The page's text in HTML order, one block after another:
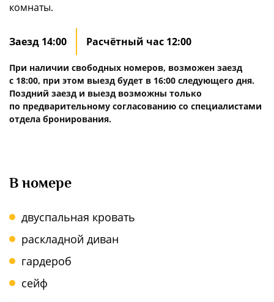
комнаты.
Заезд 14:00 Расчётный час 12:00
При наличии свободных номеров, возможен заезд
с 18:00, при этом выезд будет в 16:00 следующего дня.
Поздний заезд и выезд возможны только
по предварительному согласованию со специалистами
отдела бронирования.
В номере
двуспальная кровать
раскладной диван
гардероб
сейф